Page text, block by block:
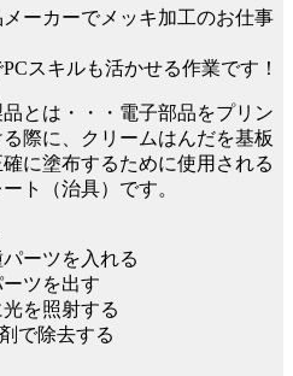
ーカーでメッキ加工のお仕事
スキルも活かせる作業です！
とは・・・電子部品をプリン
る際に、クリームはんだを基板
確に塗布するために使用される
ト（治具）です。
ーツを入れる
ツを出す
を照射する
で除去する